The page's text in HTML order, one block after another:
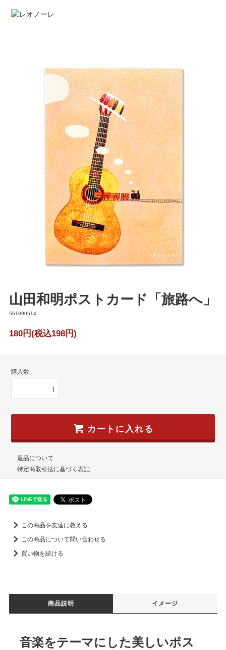
山田和明ポストカード「旅路へ」
561090514
180円(税込198円)
購入数
カートに入れる
返品について
特定商取引法に基づく表記
この商品を友達に教える
この商品について問い合わせる
買い物を続ける
商品説明 イメージ
音楽をテーマにした美しいポス